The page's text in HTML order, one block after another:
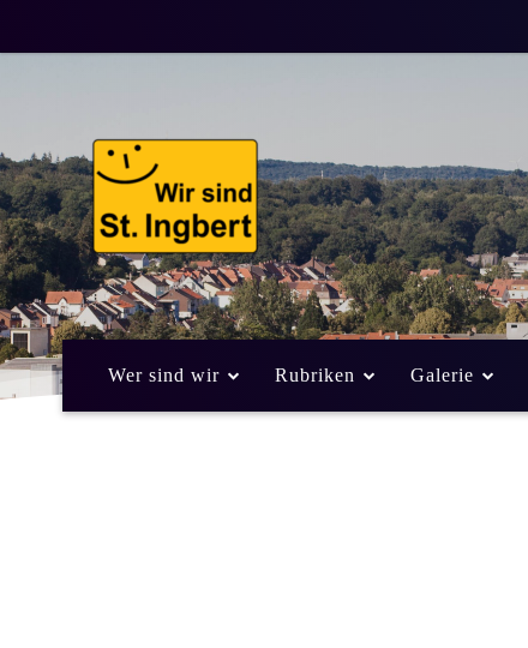
Wer sind wir Rubriken Galerie